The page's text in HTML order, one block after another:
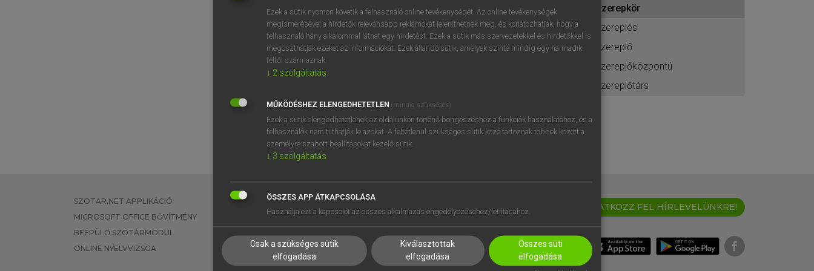
BELÉPÉS
próbaverziójának elindításához
regisztrálok ésbelépek.
REGISZTRÁCIÓ
szerepkör
szereplés
szereplő
szereplőközpontú
szereplőtárs
SZOTAR.NET APPLIKÁCIÓ
MICROSOFT OFFICE BŐVÍTMÉNY
BEÉPÜLŐ SZÓTÁRMODUL
ONLINE NYELVVIZSGA
EGYÉNI FELHASZNÁLÓKNAK
TANULÓKNAK
VÁLLALATI MEGOLDÁSOK
SÚGÓ
RÓLUNK
SÜTI BEÁLLÍTÁSOK
IRATKOZZ FEL HÍRLEVELÜNKRE!
Ezek a sütik nyomon követik a felhasználó online tevékenységét. Az online tevékenységek
megismerésével a hirdetők relevánsabb reklámokat jeleníthetnek meg, és korlátozhatják, hogy a
felhasználó hány alkalommal láthat egy hirdetést. Ezek a sütik más szervezetekkel és hirdetőkkel is
megoszthatják ezeket az információkat. Ezek állandó sütik, amelyek szinte mindig egy harmadik
féltől származnak.
↓ 2 szolgáltatás
MŰKÖDÉSHEZ ELENGEDHETETLEN (mindig szükséges)
Ezek a sütik elengedhetetlenek az oldalunkon történő böngészéshez,a funkciók használatához, és a
felhasználók nem tilthatják le azokat. A feltétlenül szükséges sütik közé tartoznak többek között a
személyre szabott beállításokat kezelő sütik.
↓ 3 szolgáltatás
ÖSSZES APP ÁTKAPCSOLÁSA
Használja ezt a kapcsolót az összes alkalmazás engedélyezéséhez/letiltásához.
Csak a szükséges sütik
elfogadása
Kiválasztottak
elfogadása
Összes süti
elfogadása